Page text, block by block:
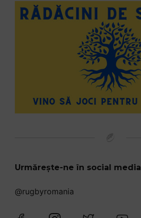
Urmărește-ne în social media
@rugbyromania